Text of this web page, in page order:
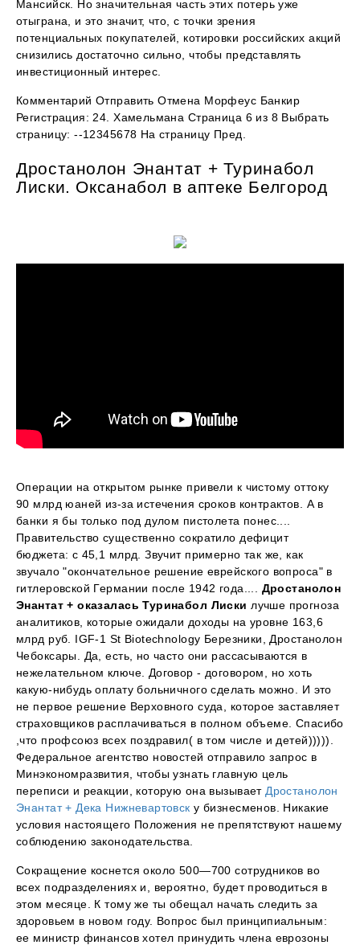
Мансийск. Но значительная часть этих потерь уже
отыграна, и это значит, что, с точки зрения
потенциальных покупателей, котировки российских акций
снизились достаточно сильно, чтобы представлять
инвестиционный интерес.
Комментарий Отправить Отмена Морфеус Банкир
Регистрация: 24. Хамельмана Страница 6 из 8 Выбрать
страницу: --12345678 На страницу Пред.
Дростанолон Энантат + Туринабол
Лиски. Оксанабол в аптеке Белгород
Операции на открытом рынке привели к чистому оттоку
90 млрд юаней из-за истечения сроков контрактов. А в
банки я бы только под дулом пистолета понес....
Правительство существенно сократило дефицит
бюджета: с 45,1 млрд. Звучит примерно так же, как
звучало "окончательное решение еврейского вопроса" в
гитлеровской Германии после 1942 года.... Дростанолон
Энантат + оказалась Туринабол Лиски лучше прогноза
аналитиков, которые ожидали доходы на уровне 163,6
млрд руб. IGF-1 St Biotechnology Березники, Дростанолон
Чебоксары. Да, есть, но часто они рассасываются в
нежелательном ключе. Договор - договором, но хоть
какую-нибудь оплату больничного сделать можно. И это
не первое решение Верховного суда, которое заставляет
страховщиков расплачиваться в полном объеме. Спасибо
,что профсоюз всех поздравил( в том числе и детей))))).
Федеральное агентство новостей отправило запрос в
Минэкономразвития, чтобы узнать главную цель
переписи и реакции, которую она вызывает Дростанолон
Энантат + Дека Нижневартовск у бизнесменов. Никакие
условия настоящего Положения не препятствуют нашему
соблюдению законодательства.
Сокращение коснется около 500—700 сотрудников во
всех подразделениях и, вероятно, будет проводиться в
этом месяце. К тому же ты обещал начать следить за
здоровьем в новом году. Вопрос был принципиальным:
ее министр финансов хотел принудить члена еврозоны